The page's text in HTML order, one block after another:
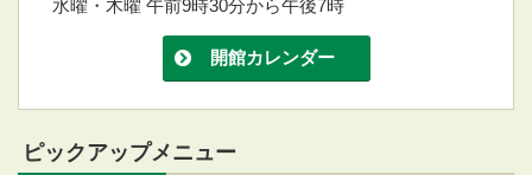
水曜・木曜 午前9時30分から午後7時
開館カレンダー
ピックアップメニュー